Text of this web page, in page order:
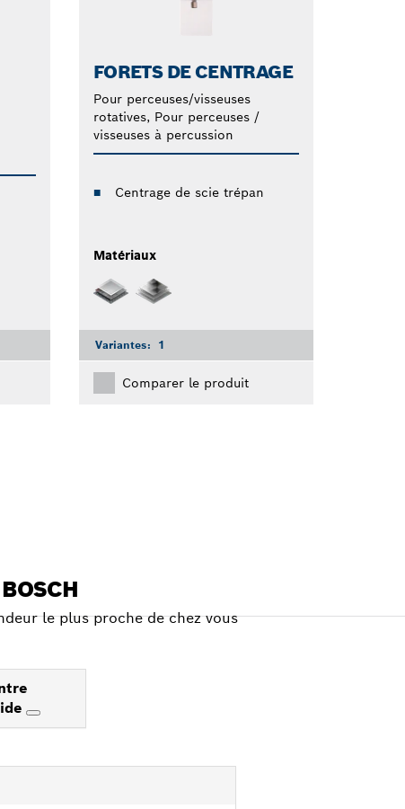
FORETS DE CENTRAGE
Pour perceuses/visseuses
rotatives, Pour perceuses /
visseuses à percussion
Centrage de scie trépan
Matériaux
Variantes: 1
Comparer le produit
le plus proche de chez vous